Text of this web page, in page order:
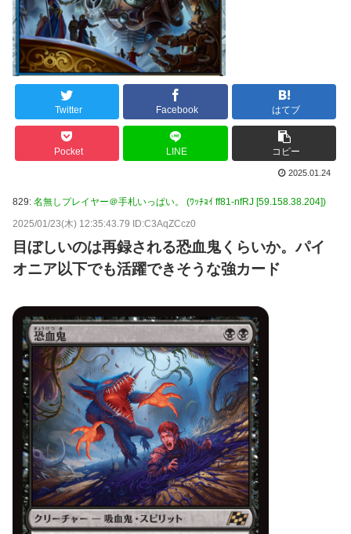
Twitter Facebook はてブ
Pocket LINE コピー
2025.01.24
829: 名無しプレイヤー＠手札いっぱい。 (ﾜｯﾁｮｲ ff81-nfRJ [59.158.38.204])
2025/01/23(木) 12:35:43.79 ID:C3AqZCcz0
目ぼしいのは再録される恐血鬼くらいか。パイ
オニア以下でも活躍できそうな強カード